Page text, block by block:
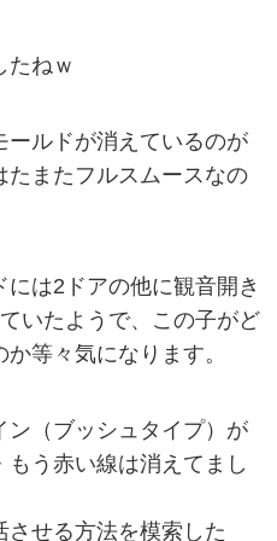
たねｗ
ールドが消えているのが
たまたフルスムースなの
は2ドアの他に観音開き
いたようで、この子がど
等々気になります。
ン（ブッシュタイプ）が
う赤い線は消えてまし
せる方法を模索した